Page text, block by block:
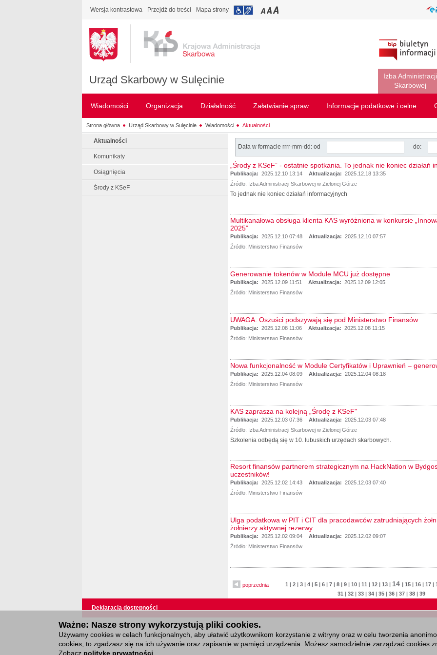
Wersja kontrastowa Przejdź do treści Mapa strony
Urząd Skarbowy w Sulęcinie
Izba Administracji
Skarbowej
Wiadomości Organizacja Działalność Załatwianie spraw Informacje podatkowe i celne
Strona główna Urząd Skarbowy w Sulęcinie Wiadomości Aktualności
Aktualności
Komunikaty
Osiągnięcia
Środy z KSeF
Data w formacie rrrr-mm-dd: od do:
„Środy z KSeF” - ostatnie spotkania. To jednak nie koniec działań
Publikacja: 2025.12.10 13:14 Aktualizacja: 2025.12.18 13:35
Źródło: Izba Administracji Skarbowej w Zielonej Górze
To jednak nie koniec działań informacyjnych
Multikanałowa obsługa klienta KAS wyróżniona w konkursie
2025”
Publikacja: 2025.12.10 07:48 Aktualizacja: 2025.12.10 07:57
Źródło: Ministerstwo Finansów
Generowanie tokenów w Module MCU już dostępne
Publikacja: 2025.12.09 11:51 Aktualizacja: 2025.12.09 12:05
Źródło: Ministerstwo Finansów
UWAGA: Oszuści podszywają się pod Ministerstwo Finansów
Publikacja: 2025.12.08 11:06 Aktualizacja: 2025.12.08 11:15
Źródło: Ministerstwo Finansów
Nowa funkcjonalność w Module Certyfikatów i Uprawnień –
Publikacja: 2025.12.04 08:09 Aktualizacja: 2025.12.04 08:18
Źródło: Ministerstwo Finansów
KAS zaprasza na kolejną „Środę z KSeF"
Publikacja: 2025.12.03 07:36 Aktualizacja: 2025.12.03 07:48
Źródło: Izba Administracji Skarbowej w Zielonej Górze
Szkolenia odbędą się w 10. lubuskich urzędach skarbowych.
Resort finansów partnerem strategicznym na HackNation w
uczestników!
Publikacja: 2025.12.02 14:43 Aktualizacja: 2025.12.03 07:40
Źródło: Ministerstwo Finansów
Ulga podatkowa w PIT i CIT dla pracodawców zatrudniających
żołnierzy aktywnej rezerwy
Publikacja: 2025.12.02 09:04 Aktualizacja: 2025.12.02 09:07
Źródło: Ministerstwo Finansów
poprzednia 1 | 2| 3| 4| 5| 6| 7| 8| 9| 10| 11 | 12| 13| 14 | 15| 16| 17|
31 | 32 | 33 | 34 | 35 | 36 | 37 | 38 | 39
Deklaracja dostępności
Ważne: Nasze strony wykorzystują pliki cookies.
Używamy cookies w celach funkcjonalnych, aby ułatwić użytkownikom korzystanie z witryny oraz w celu tworzenia
cookies, to zgadzasz się na ich używanie oraz zapisanie w pamięci urządzenia. Możesz samodzielnie zarządzać cookies
Zobacz politykę prywatności